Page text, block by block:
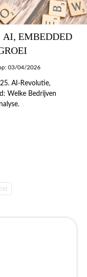
AI, EMBEDDED
03/04/2026
AI-Revolutie,
Welke Bedrijven